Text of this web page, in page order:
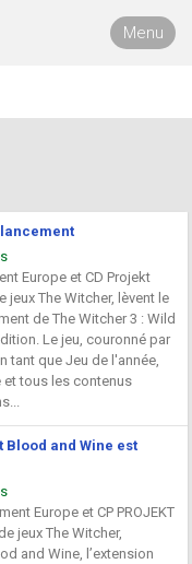
Menu
Europe et CD Projekt
jeux The Witcher, lèvent le
de The Witcher 3 : Wild
Le jeu, couronné par
tant que Jeu de l'année,
et tous les contenus
Blood and Wine est
Europe et CP PROJEKT
jeux The Witcher,
and Wine, l’extension